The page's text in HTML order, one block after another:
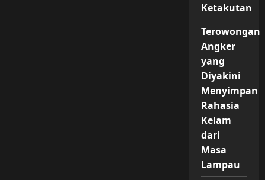
Ketakutan
Terowongan
Angker
yang
Diyakini
Menyimpan
Rahasia
Kelam
dari
Masa
Lampau